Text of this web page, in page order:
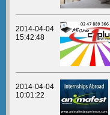
2014-04-04
15:42:48
2014-04-04
10:01:22